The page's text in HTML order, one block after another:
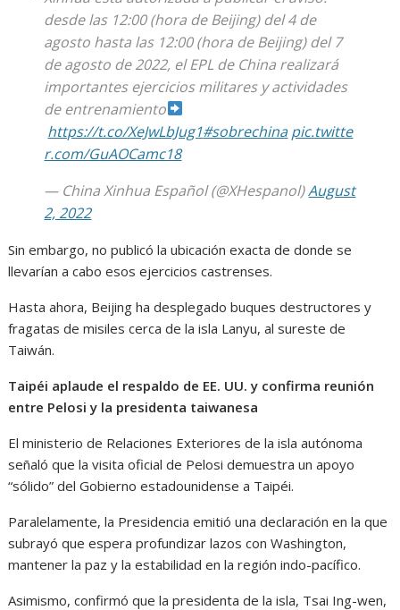
desde las 12:00 (hora de Beijing) del 4 de
agosto hasta las 12:00 (hora de Beijing) del 7
de agosto de 2022, el EPL de China realizará
importantes ejercicios militares y actividades
de entrenamiento
https://t.co/XeJwLbJug1#sobrechina pic.twitte
r.com/GuAOCamc18
— China Xinhua Español (@XHespanol)August
2, 2022
Sin embargo, no publicó la ubicación exacta de donde se
llevarían a cabo esos ejercicios castrenses.
Hasta ahora, Beijing ha desplegado buques destructores y
fragatas de misiles cerca de la isla Lanyu, al sureste de
Taiwán.
Taipéi aplaude el respaldo de EE. UU. y confirma reunión
entre Pelosi y la presidenta taiwanesa
El ministerio de Relaciones Exteriores de la isla autónoma
señaló que la visita oficial de Pelosi demuestra un apoyo
“sólido” del Gobierno estadounidense a Taipéi.
Paralelamente, la Presidencia emitió una declaración en la que
subrayó que espera profundizar lazos con Washington,
mantener la paz y la estabilidad en la región indo-pacífico.
Asimismo, confirmó que la presidenta de la isla, Tsai Ing-wen,